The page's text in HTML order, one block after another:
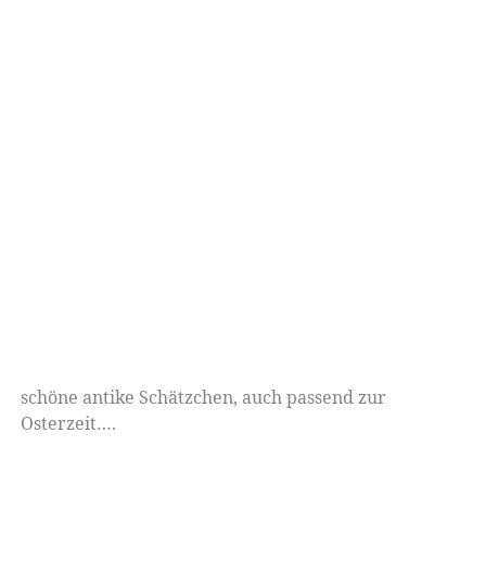
schöne antike Schätzchen, auch passend zur
Osterzeit….